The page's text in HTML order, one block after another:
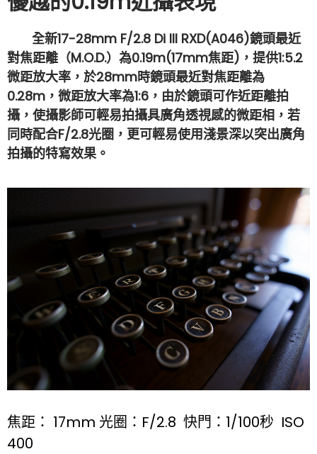
全新17-28mm F/2.8 Di III RXD(A046)鏡頭最近
對焦距離（M.O.D.）為0.19m(17mm焦距)，提供1:5.2
微距放大率，於28mm時鏡頭最近對焦距離為
0.28m，微距放大率為1:6，由於鏡頭可作近距離拍
攝，使攝影師可輕易拍攝具廣角透視感的微距相，若
同時配合F/2.8光圈，更可輕易使用淺景深以突出廣角
拍攝的特寫效果。
焦距： 17mm 光圈：F/2.8 快門：1/100秒 ISO
400